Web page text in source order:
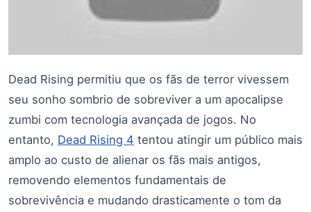
Dead Rising permitiu que os fãs de terror vivessem
seu sonho sombrio de sobreviver a um apocalipse
zumbi com tecnologia avançada de jogos. No
entanto, Dead Rising 4 tentou atingir um público mais
amplo ao custo de alienar os fãs mais antigos,
removendo elementos fundamentais de
sobrevivência e mudando drasticamente o tom da